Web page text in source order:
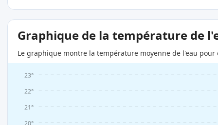
Graphique de la température de
Le graphique montre la température moyenne de l'eau
20°
21°
22°
23°